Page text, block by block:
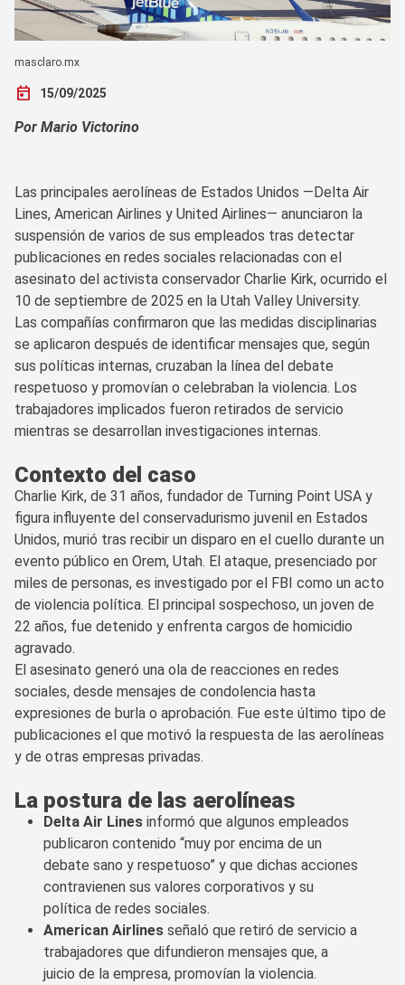
masclaro.mx
today 15/09/2025
Por Mario Victorino
Las principales aerolíneas de Estados Unidos —Delta Air
Lines, American Airlines y United Airlines— anunciaron la
suspensión de varios de sus empleados tras detectar
publicaciones en redes sociales relacionadas con el
asesinato del activista conservador Charlie Kirk, ocurrido el
10 de septiembre de 2025 en la Utah Valley University.
Las compañías confirmaron que las medidas disciplinarias
se aplicaron después de identificar mensajes que, según
sus políticas internas, cruzaban la línea del debate
respetuoso y promovían o celebraban la violencia. Los
trabajadores implicados fueron retirados de servicio
mientras se desarrollan investigaciones internas.
Contexto del caso
Charlie Kirk, de 31 años, fundador de Turning Point USA y
figura influyente del conservadurismo juvenil en Estados
Unidos, murió tras recibir un disparo en el cuello durante un
evento público en Orem, Utah. El ataque, presenciado por
miles de personas, es investigado por el FBI como un acto
de violencia política. El principal sospechoso, un joven de
22 años, fue detenido y enfrenta cargos de homicidio
agravado.
El asesinato generó una ola de reacciones en redes
sociales, desde mensajes de condolencia hasta
expresiones de burla o aprobación. Fue este último tipo de
publicaciones el que motivó la respuesta de las aerolíneas
y de otras empresas privadas.
La postura de las aerolíneas
Delta Air Lines informó que algunos empleados
publicaron contenido “muy por encima de un
debate sano y respetuoso” y que dichas acciones
contravienen sus valores corporativos y su
política de redes sociales.
American Airlines señaló que retiró de servicio a
trabajadores que difundieron mensajes que, a
juicio de la empresa, promovían la violencia.